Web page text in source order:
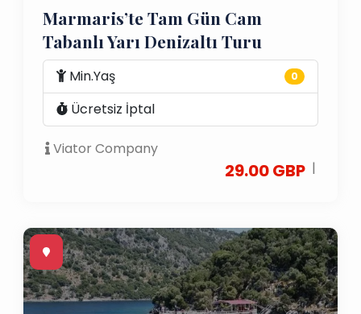
Marmaris’te Tam Gün Cam
Tabanlı Yarı Denizaltı Turu
Min.Yaş 0
Ücretsiz İptal
Viator Company
29.00 GBP |